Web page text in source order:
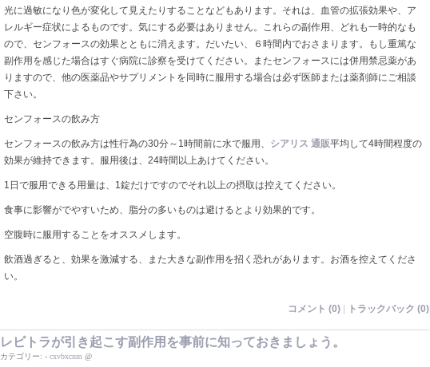
光に過敏になり色が変化して見えたりすることなどもあります。それは、血管の拡張効果や、ア
レルギー症状によるものです。気にする必要はありません。これらの副作用、どれも一時的なも
ので、センフォースの効果とともに消えます。だいたい、６時間内でおさまります。もし重篤な
副作用を感じた場合はすぐ病院に診察を受けてください。またセンフォースには併用禁忌薬があ
りますので、他の医薬品やサプリメントを同時に服用する場合は必ず医師または薬剤師にご相談
下さい。
センフォースの飲み方
センフォースの飲み方は性行為の30分～1時間前に水で服用、 シアリス 通販平均して4時間程度の
効果が維持できます。服用後は、24時間以上あけてください。
1日で服用できる用量は、1錠だけですのでそれ以上の摂取は控えてください。
食事に影響がでやすいため、脂分の多いものは避けるとより効果的です。
空腹時に服用することをオススメします。
飲酒過ぎると、効果を激減する、また大きな副作用を招く恐れがあります。お酒を控えてくださ
い。
コメント (0) | トラックバック (0)
レビトラが引き起こす副作用を事前に知っておきましょう。
カテゴリー: - cxvbxcnm @